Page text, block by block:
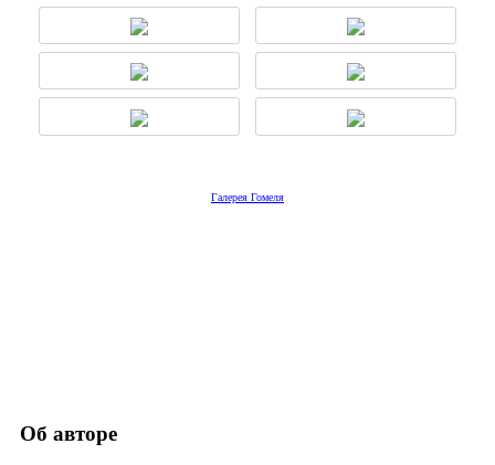
Галерея Гомеля
Об авторе